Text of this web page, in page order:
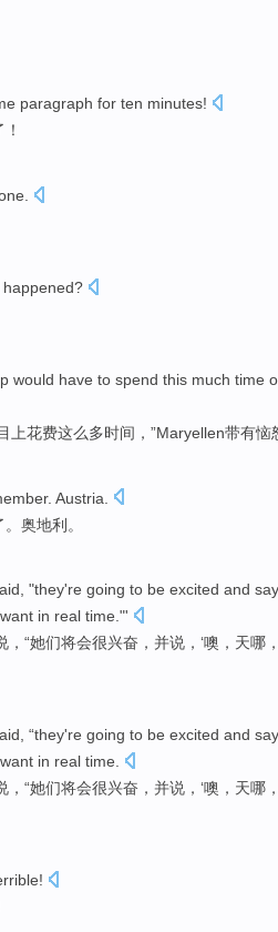
paragraph for ten minutes!
！
?
would have to spend this much time
上花费这么多时间 ，”Maryellen带有恼
. Austria
奥地利。
, "they're going to be excited and say
want in real time."'
，“她们将会很兴奋， 并说 ，‘噢 ， 天哪
, “they're going to be excited and say
want in real time
，“她们将会很兴奋， 并说 ，‘噢 ， 天哪
!